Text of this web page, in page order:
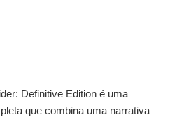
Definitive Edition é uma
que combina uma narrativa